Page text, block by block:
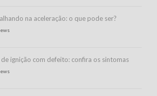
na aceleração: o que pode ser?
ignição com defeito: confira os sintomas